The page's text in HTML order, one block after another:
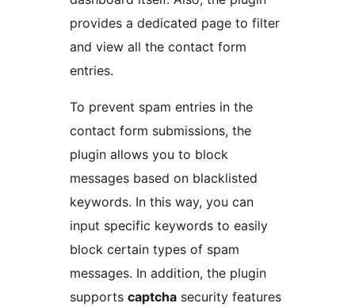
provides a dedicated page to filter
and view all the contact form
entries.
To prevent spam entries in the
contact form submissions, the
plugin allows you to block
messages based on blacklisted
keywords. In this way, you can
input specific keywords to easily
block certain types of spam
messages. In addition, the plugin
supports captcha security features